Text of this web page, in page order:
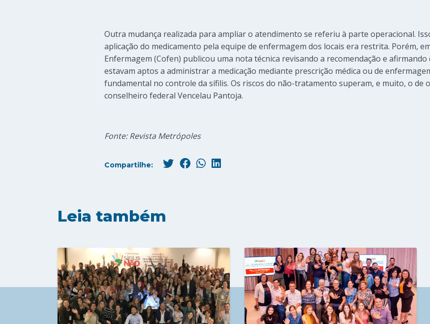
Outra mudança realizada para ampliar o atendimento se referiu à parte operacional.
aplicação do medicamento pela equipe de enfermagem dos locais era restrita. Porém,
Enfermagem (Cofen) publicou uma nota técnica revisando a recomendação e
estavam aptos a administrar a medicação mediante prescrição médica ou de
fundamental no controle da sífilis. Os riscos do não-tratamento superam, e muito, o de
conselheiro federal Vencelau Pantoja.
Fonte: Revista Metrópoles
Compartilhe:
Leia também